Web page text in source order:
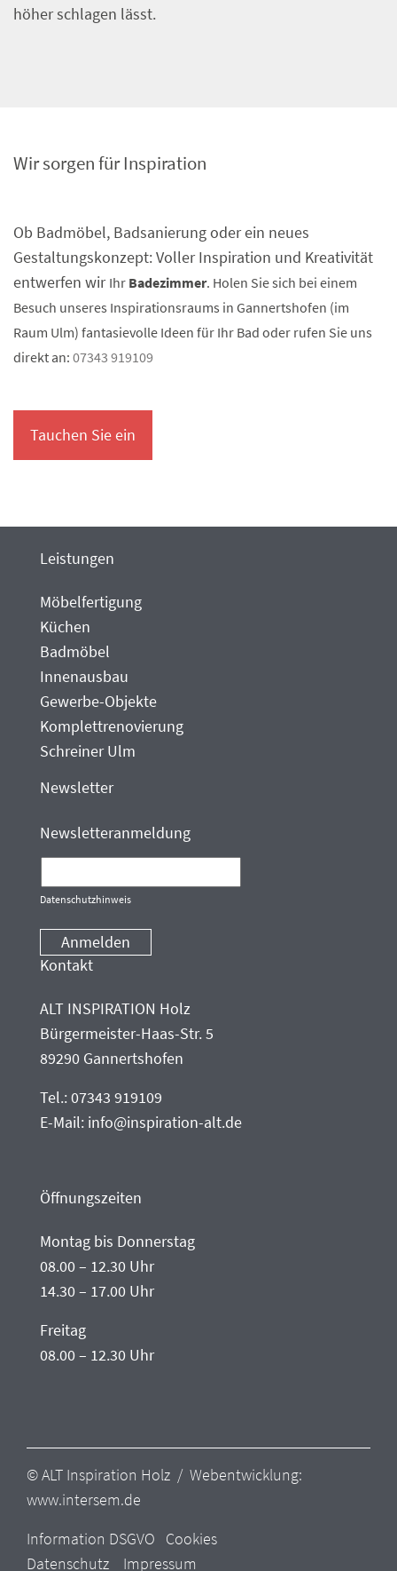
höher schlagen lässt.
Wir sorgen für Inspiration
Ob Badmöbel, Badsanierung oder ein neues
Gestaltungskonzept: Voller Inspiration und Kreativität
entwerfen wir Ihr Badezimmer. Holen Sie sich bei einem
Besuch unseres Inspirationsraums in Gannertshofen (im
Raum Ulm) fantasievolle Ideen für Ihr Bad oder rufen Sie uns
direkt an: 07343 919109
Tauchen Sie ein
Leistungen
Möbelfertigung
Küchen
Badmöbel
Innenausbau
Gewerbe-Objekte
Komplettrenovierung
Schreiner Ulm
Newsletter
Newsletteranmeldung
Datenschutzhinweis
Anmelden
Kontakt
ALT INSPIRATION Holz
Bürgermeister-Haas-Str. 5
89290 Gannertshofen
Tel.:07343 919109
E-Mail: info@inspiration-alt.de
Öffnungszeiten
Montag bis Donnerstag
08.00 – 12.30 Uhr
14.30 – 17.00 Uhr
Freitag
08.00 – 12.30 Uhr
© ALT Inspiration Holz / Webentwicklung:
www.intersem.de
Information DSGVO
Cookies
Datenschutz
Impressum